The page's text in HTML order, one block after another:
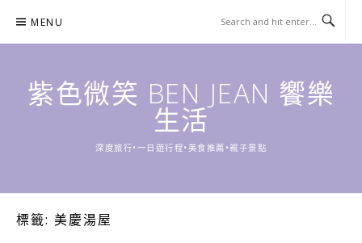
content
MENU
紫色微笑 BEN JEAN 饗樂
生活
深度旅行•一日遊行程•美食推薦•親子景點
標籤: 美慶湯屋